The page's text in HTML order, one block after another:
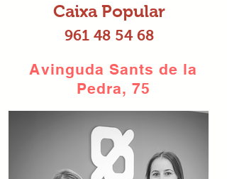
Caixa Popular
961 48 54 68
Avinguda Sants de la
Pedra, 75